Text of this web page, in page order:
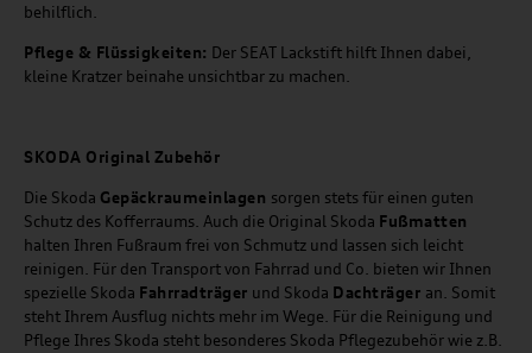
behilflich.
Pflege & Flüssigkeiten: Der SEAT Lackstift hilft Ihnen dabei,
kleine Kratzer beinahe unsichtbar zu machen.
SKODA Original Zubehör
Die Skoda Gepäckraumeinlagen sorgen stets für einen guten
Schutz des Kofferraums. Auch die Original Skoda Fußmatten
halten Ihren Fußraum frei von Schmutz und lassen sich leicht
reinigen. Für den Transport von Fahrrad und Co. bieten wir Ihnen
spezielle Skoda Fahrradträger und Skoda Dachträger an. Somit
steht Ihrem Ausflug nichts mehr im Wege. Für die Reinigung und
Pflege Ihres Skoda steht besonderes Skoda Pflegezubehör wie z.B.